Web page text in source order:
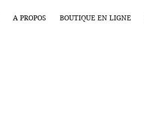
A PROPOS BOUTIQUE EN LIGNE